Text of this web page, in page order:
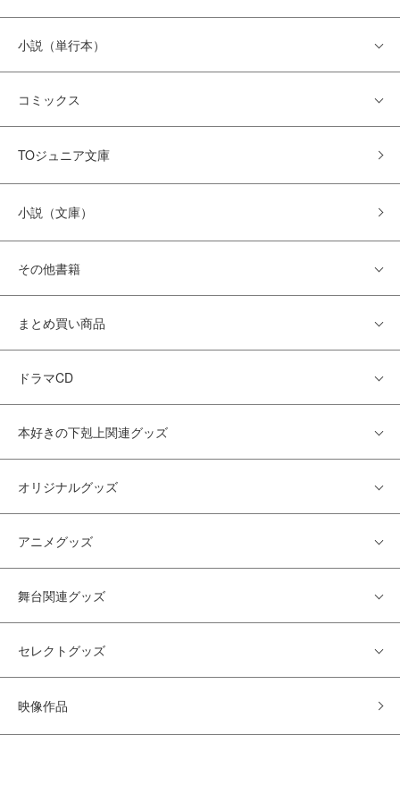
小説（単行本）
コミックス
TOジュニア文庫
小説（文庫）
その他書籍
まとめ買い商品
ドラマCD
本好きの下剋上関連グッズ
オリジナルグッズ
アニメグッズ
舞台関連グッズ
セレクトグッズ
映像作品